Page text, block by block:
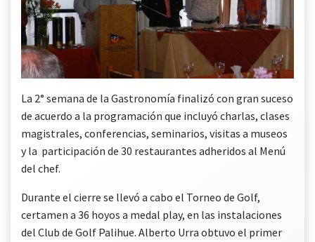
La 2° semana de la Gastronomía finalizó con gran suceso
de acuerdo a la programación que incluyó charlas, clases
magistrales, conferencias, seminarios, visitas a museos
y la participación de 30 restaurantes adheridos al Menú
del chef.
Durante el cierre se llevó a cabo el Torneo de Golf,
certamen a 36 hoyos a medal play, en las instalaciones
del Club de Golf Palihue. Alberto Urra obtuvo el primer